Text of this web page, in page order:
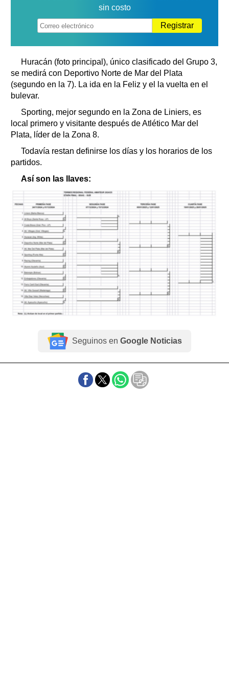
sin costo
Registrar
Huracán (foto principal), único clasificado del Grupo 3,
se medirá con Deportivo Norte de Mar del Plata
(segundo en la 7). La ida en la Feliz y el la vuelta en el
bulevar.
Sporting, mejor segundo en la Zona de Liniers, es
local primero y visitante después de Atlético Mar del
Plata, líder de la Zona 8.
Todavía restan definirse los días y los horarios de los
partidos.
Así son las llaves:
Seguinos en Google Noticias